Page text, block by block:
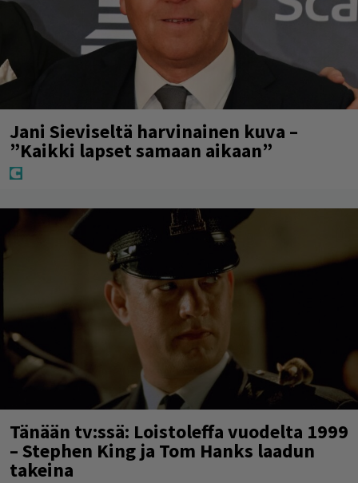
Jani Sieviseltä harvinainen kuva –
”Kaikki lapset samaan aikaan”
Tänään tv:ssä: Loistoleffa vuodelta 1999
– Stephen King ja Tom Hanks laadun
takeina